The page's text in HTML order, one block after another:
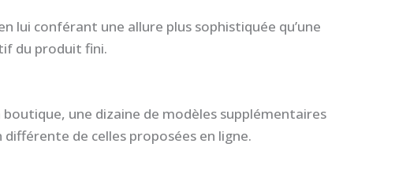
lui conférant une allure plus sophistiquée qu’une
du produit fini.
une dizaine de modèles supplémentaires
de celles proposées en ligne.